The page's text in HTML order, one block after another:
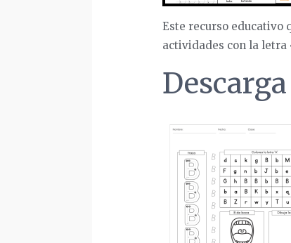
Este recurso educativo
actividades con la letra